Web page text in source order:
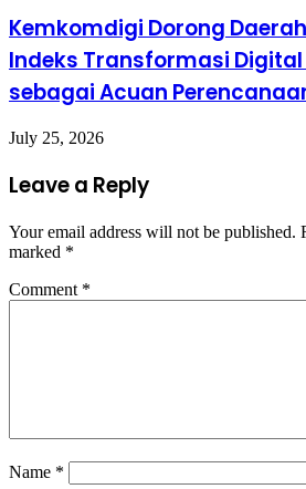
Kemkomdigi Dorong
Indeks Transformasi
sebagai Acuan
July 25, 2026
Leave a Reply
Your email address will not be published.
marked *
Comment *
Name *